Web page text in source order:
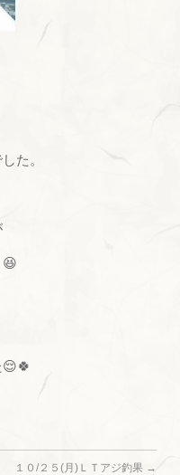
た。
😆
１０/２５(月)ＬＴアジ釣果 →